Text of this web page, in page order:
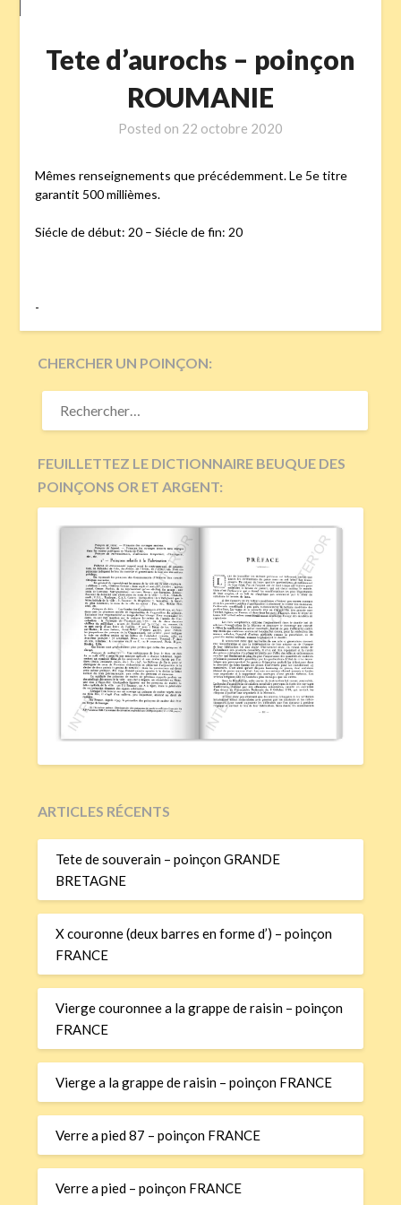
Tete d’aurochs – poinçon
ROUMANIE
Posted on 22 octobre 2020
Mêmes renseignements que précédemment. Le 5e titre
garantit 500 millièmes.
Siécle de début: 20 – Siécle de fin: 20
-
CHERCHER UN POINÇON:
RECHERCHER :
FEUILLETTEZ LE DICTIONNAIRE BEUQUE DES
POINÇONS OR ET ARGENT:
ARTICLES RÉCENTS
Tete de souverain – poinçon GRANDE
BRETAGNE
X couronne (deux barres en forme d’) – poinçon
FRANCE
Vierge couronnee a la grappe de raisin – poinçon
FRANCE
Vierge a la grappe de raisin – poinçon FRANCE
Verre a pied 87 – poinçon FRANCE
Verre a pied – poinçon FRANCE